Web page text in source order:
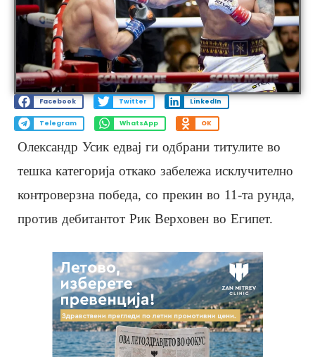
Facebook Twitter LinkedIn
Telegram WhatsApp OK
Олександр Усик едвај ги одбрани титулите во
тешка категорија откако забележа исклучително
контроверзна победа, со прекин во 11-та рунда,
против дебитантот Рик Верховен во Египет.